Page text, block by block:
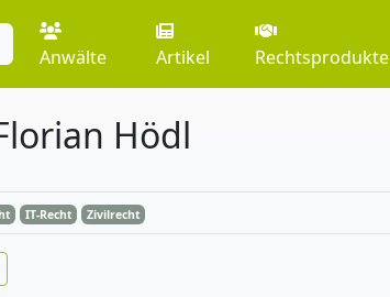
Anwälte Artikel Rechtsprodukte
Hödl
IT-Recht Zivilrecht